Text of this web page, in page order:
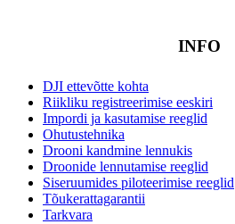
INFO
DJI ettevõtte kohta
Riikliku registreerimise eeskiri
Impordi ja kasutamise reeglid
Ohutustehnika
Drooni kandmine lennukis
Droonide lennutamise reeglid
Siseruumides piloteerimise reeglid
Tõukerattagarantii
Tarkvara